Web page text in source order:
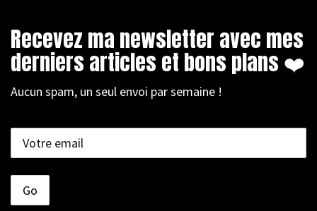
Recevez ma newsletter avec mes
derniers articles et bons plans ❤️
Aucun spam, un seul envoi par semaine !